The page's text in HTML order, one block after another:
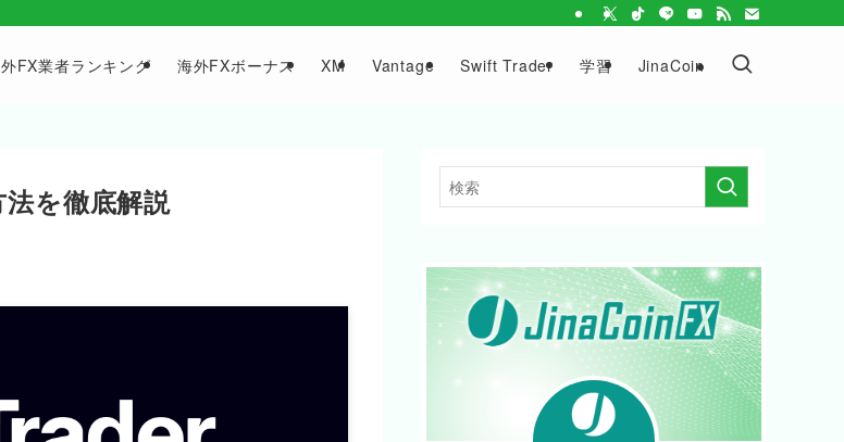
FX業者ランキング 海外FXボーナス XM Vantage Swift Trader 学習 JinaCoin
を徹底解説